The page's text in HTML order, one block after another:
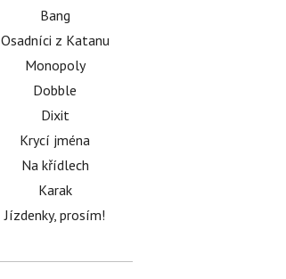
Bang
Osadníci z Katanu
Monopoly
Dobble
Dixit
Krycí jména
Na křídlech
Karak
Jízdenky, prosím!